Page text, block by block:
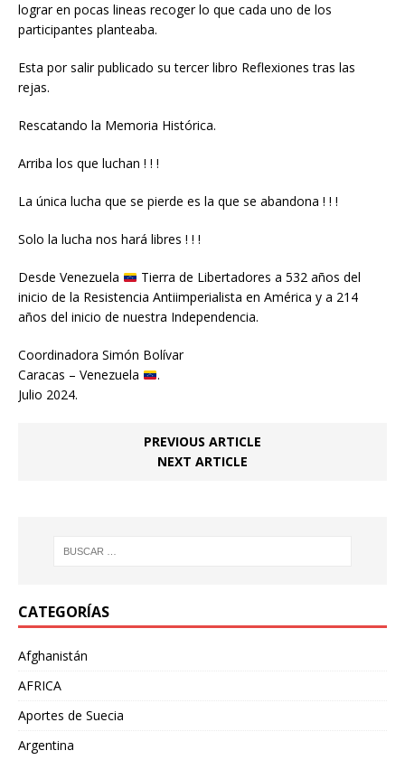
lograr en pocas lineas recoger lo que cada uno de los
participantes planteaba.
Esta por salir publicado su tercer libro Reflexiones tras las
rejas.
Rescatando la Memoria Histórica.
Arriba los que luchan ! ! !
La única lucha que se pierde es la que se abandona ! ! !
Solo la lucha nos hará libres ! ! !
Desde Venezuela
Tierra de Libertadores a 532 años del
inicio de la Resistencia Antiimperialista en América y a 214
años del inicio de nuestra Independencia.
Coordinadora Simón Bolívar
Caracas – Venezuela
.
Julio 2024.
PREVIOUS ARTICLE
NEXT ARTICLE
CATEGORÍAS
Afghanistán
AFRICA
Aportes de Suecia
Argentina